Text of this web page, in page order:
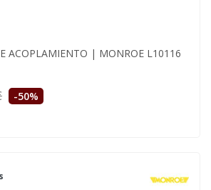
ACOPLAMIENTO | MONROE L10116
-50%